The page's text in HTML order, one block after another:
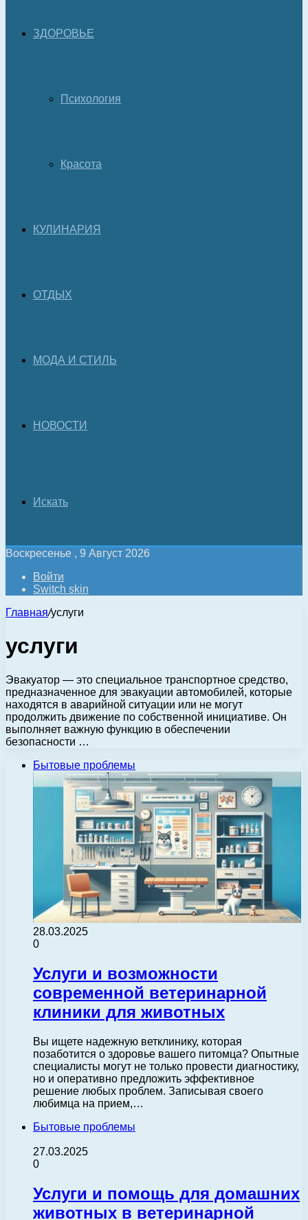
ЗДОРОВЬЕ
Психология
Красота
КУЛИНАРИЯ
ОТДЫХ
МОДА И СТИЛЬ
НОВОСТИ
Искать
Воскресенье , 9 Август 2026
Войти
Switch skin
Главная/услуги
услуги
Эвакуатор — это специальное транспортное средство,
предназначенное для эвакуации автомобилей, которые
находятся в аварийной ситуации или не могут
продолжить движение по собственной инициативе. Он
выполняет важную функцию в обеспечении
безопасности …
Бытовые проблемы
28.03.2025
0
Услуги и возможности
современной ветеринарной
клиники для животных
Вы ищете надежную ветклинику, которая
позаботится о здоровье вашего питомца? Опытные
специалисты могут не только провести диагностику,
но и оперативно предложить эффективное
решение любых проблем. Записывая своего
любимца на прием,…
Бытовые проблемы
27.03.2025
0
Услуги и помощь для домашних
животных в ветеринарной